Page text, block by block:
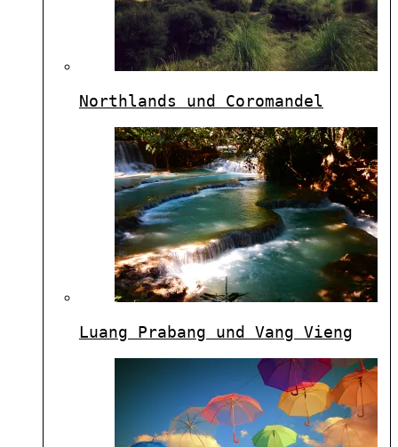
Northlands und Coromandel
Luang Prabang und Vang Vieng